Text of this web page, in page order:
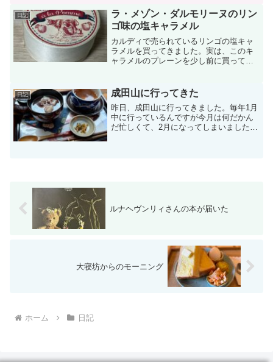
と思って、旧サーバーのmysqlから投稿の
データを探して新サ...
日記
ラ・メゾン・ダルモリーヌのリン
ゴ味の塩キャラメル
カルディで売られているリンゴの塩キャ
ラメルを買ってきました。実は、このキ
ャラメルのプレーンを少し前に買って、
ン・ダルモリーヌというところのキャラ
メルみたいです。小さい木...
日記 成田山に行ってきた
昨日、成田山に行ってきました。毎年1月
中に行っているんですが今月は何だかん
だ忙しくて、2月になってしまいました。
ルナヘヴンリィさんの本が届いた
大寝坊からのモーニング
ホーム 日記